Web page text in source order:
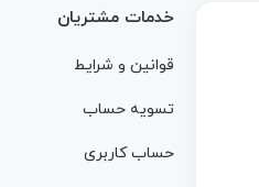
خدمات مشتریان
قوانین و شرایط
تسویه حساب
حساب کاربری